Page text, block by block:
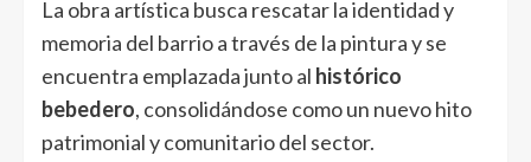
La obra artística busca rescatar la identidad y
memoria del barrio a través de la pintura y se
encuentra emplazada junto al histórico
bebedero, consolidándose como un nuevo hito
patrimonial y comunitario del sector.